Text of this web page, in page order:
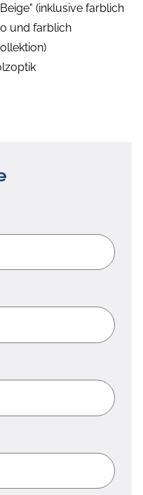
(inklusive farblich
und farblich